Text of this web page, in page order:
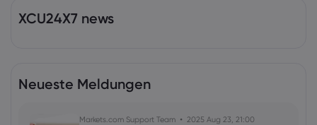
XCU24X7 news
Neueste Meldungen
Markets.com Support Team 2025 Aug 23, 21:00